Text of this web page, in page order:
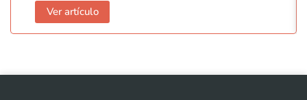
Ver artículo